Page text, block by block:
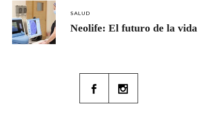
SALUD
Neolife: El futuro de la vida